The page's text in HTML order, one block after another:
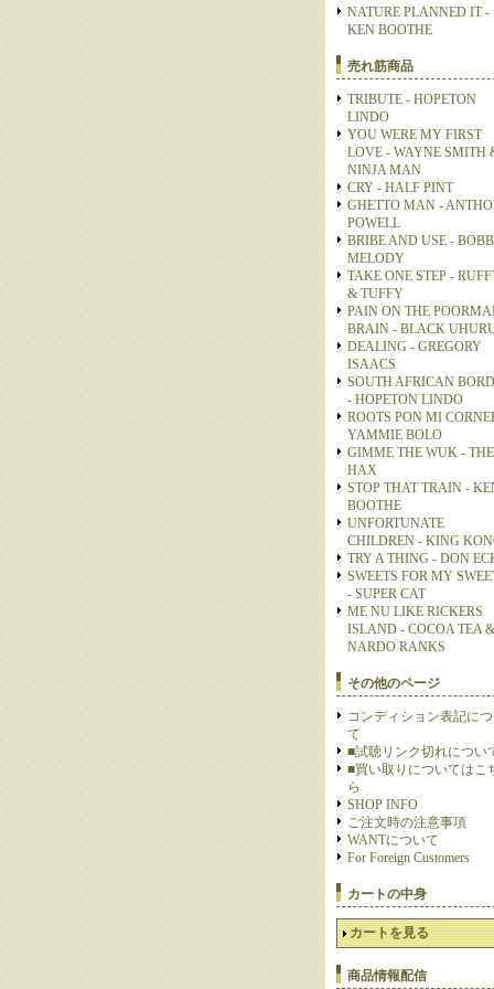
NATURE PLANNED IT -
KEN BOOTHE
売れ筋商品
TRIBUTE - HOPETON
LINDO
YOU WERE MY FIRST
LOVE - WAYNE SMITH
NINJA MAN
CRY - HALF PINT
GHETTO MAN -
POWELL
BRIBE AND USE -
MELODY
TAKE ONE STEP -
& TUFFY
PAIN ON THE
BRAIN - BLACK
DEALING - GREGORY
ISAACS
SOUTH AFRICAN
- HOPETON LINDO
ROOTS PON MI
YAMMIE BOLO
GIMME THE WUK - THE
HAX
STOP THAT TRAIN -
BOOTHE
UNFORTUNATE
CHILDREN - KING
TRY A THING - DON
SWEETS FOR MY
- SUPER CAT
ME NU LIKE RICKERS
ISLAND - COCOA TEA &
NARDO RANKS
その他のページ
コンディション表記に
て
■試聴リンク切れについ
■買い取りについてはこ
ら
SHOP INFO
ご注文時の注意事項
WANTについて
For Foreign Customers
カートの中身
カートを見る
商品情報配信